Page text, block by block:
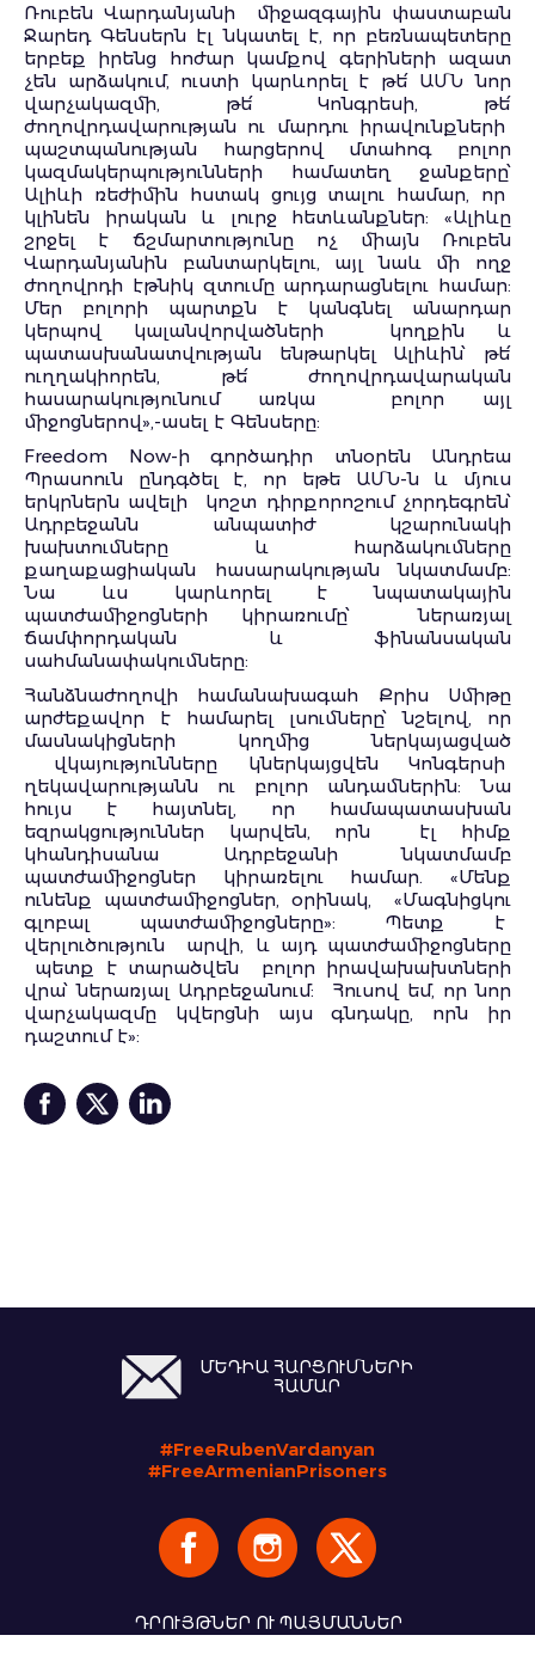
Ռուբեն Վարդանյանի միջազգային փաստաբան
Ջարեդ Գենսերն էլ նկատել է, որ բեռնապետերը
երբեք իրենց հոժար կամքով գերիների ազատ
չեն արձակում, ուստի կարևորել է թե՛ ԱՄՆ նոր
վարչակազմի, թե՛ Կոնգրեսի, թե՛
ժողովրդավարության ու մարդու իրավունքների
պաշտպանության հարցերով մտահոգ բոլոր
կազմակերպությունների համատեղ ջանքերը՝
Ալիևի ռեժիմին հստակ ցույց տալու համար, որ
կլինեն իրական և լուրջ հետևանքներ: «Ալիևը
շրջել է ճշմարտությունը ոչ միայն Ռուբեն
Վարդանյանին բանտարկելու, այլ նաև մի ողջ
ժողովրդի էթնիկ զտումը արդարացնելու համար:
Մեր բոլորի պարտքն է կանգնել անարդար
կերպով կալանվորվածների կողքին և
պատասխանատվության ենթարկել Ալիևին՝ թե՛
ուղղակիորեն, թե՛ ժողովրդավարական
հասարակությունում առկա բոլոր այլ
միջոցներով»,-ասել է Գենսերը:
Freedom Now-ի գործադիր տնօրեն Անդրեա
Պրասոուն ընդգծել է, որ եթե ԱՄՆ-ն և մյուս
երկրներն ավելի կոշտ դիրքորոշում չորդեգրեն՝
Ադրբեջանն անպատիժ կշարունակի
խախտումները և հարձակումները
քաղաքացիական հասարակության նկատմամբ:
Նա ևս կարևորել է նպատակային
պատժամիջոցների կիրառումը՝ ներառյալ
ճամփորդական և ֆինանսական
սահմանափակումները:
Հանձնաժողովի համանախագահ Քրիս Սմիթը
արժեքավոր է համարել լսումները՝ նշելով, որ
մասնակիցների կողմից ներկայացված
վկայությունները կներկայցվեն Կոնգերսի
ղեկավարությանն ու բոլոր անդամներին: Նա
հույս է հայտնել, որ համապատասխան
եզրակցություններ կարվեն, որն էլ հիմք
կհանդիսանա Ադրբեջանի նկատմամբ
պատժամիջոցներ կիրառելու համար. «Մենք
ունենք պատժամիջոցներ, օրինակ, «Մագնիցկու
գլոբալ պատժամիջոցները»: Պետք է
վերլուծություն արվի, և այդ պատժամիջոցները
պետք է տարածվեն բոլոր իրավախախտների
վրա՝ ներառյալ Ադրբեջանում: Հուսով եմ, որ նոր
վարչակազմը կվերցնի այս գնդակը, որն իր
դաշտում է»:
ՄԵԴԻԱ ՀԱՐՑՈՒՄՆԵՐԻ
ՀԱՄԱՐ
#FreeRubenVardanyan
#FreeArmenianPrisoners
ԴՐՈՒՅԹՆԵՐ ՈՒ ՊԱՅՄԱՆՆԵՐ